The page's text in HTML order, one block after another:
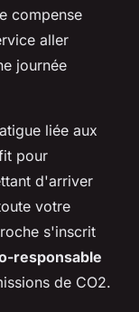
compense
aller
journée
liée aux
pour
d'arriver
votre
s'inscrit
responsable
de CO2.